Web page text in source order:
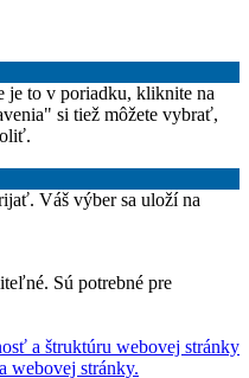
je to v poriadku, kliknite na
si tiež môžete vybrať,
Váš výber sa uloží na
Sú potrebné pre
a štruktúru webovej stránky
webovej stránky.